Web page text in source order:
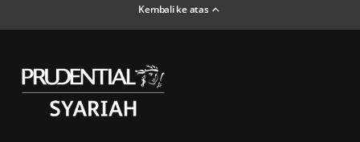
Kembali ke atas